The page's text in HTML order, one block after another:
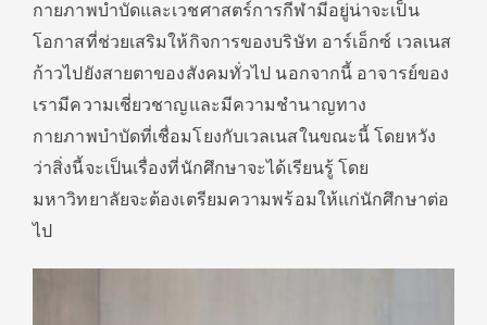
กายภาพบำบัดและเวชศาสตร์การกีฬามีอยู่น่าจะเป็น
โอกาสที่ช่วยเสริมให้กิจการของบริษัท อาร์เอ็กซ์ เวลเนส
ก้าวไปยังสายตาของสังคมทั่วไป นอกจากนี้ อาจารย์ของ
เรามีความเชี่ยวชาญและมีความชำนาญทาง
กายภาพบำบัดที่เชื่อมโยงกับเวลเนสในขณะนี้ โดยหวัง
ว่าสิ่งนี้จะเป็นเรื่องที่นักศึกษาจะได้เรียนรู้ โดย
มหาวิทยาลัยจะต้องเตรียมความพร้อมให้แก่นักศึกษาต่อ
ไป